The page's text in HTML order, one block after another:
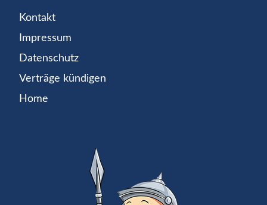
Kontakt
Impressum
Datenschutz
Verträge kündigen
Home